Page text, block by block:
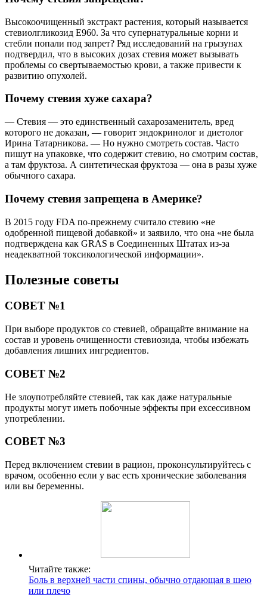
Высокоочищенный экстракт растения, который называется
стевиолгликозид Е960. За что супернатуральные корни и
стебли попали под запрет? Ряд исследований на грызунах
подтвердил, что в высоких дозах стевия может вызывать
проблемы со свертываемостью крови, а также привести к
развитию опухолей.
Почему стевия хуже сахара?
— Стевия — это единственный сахарозаменитель, вред
которого не доказан, — говорит эндокринолог и диетолог
Ирина Татарникова. — Но нужно смотреть состав. Часто
пишут на упаковке, что содержит стевию, но смотрим состав,
а там фруктоза. А синтетическая фруктоза — она в разы хуже
обычного сахара.
Почему стевия запрещена в Америке?
В 2015 году FDA по-прежнему считало стевию «не
одобренной пищевой добавкой» и заявило, что она «не была
подтверждена как GRAS в Соединенных Штатах из-за
неадекватной токсикологической информации».
Полезные советы
СОВЕТ №1
При выборе продуктов со стевией, обращайте внимание на
состав и уровень очищенности стевиозида, чтобы избежать
добавления лишних ингредиентов.
СОВЕТ №2
Не злоупотребляйте стевией, так как даже натуральные
продукты могут иметь побочные эффекты при exсессивном
употреблении.
СОВЕТ №3
Перед включением стевии в рацион, проконсультируйтесь с
врачом, особенно если у вас есть хронические заболевания
или вы беременны.
Читайте также:
Боль в верхней части спины, обычно отдающая в шею
или плечо